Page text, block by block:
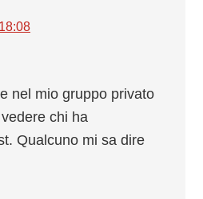
nel mio gruppo privato
chi ha
Qualcuno mi sa dire